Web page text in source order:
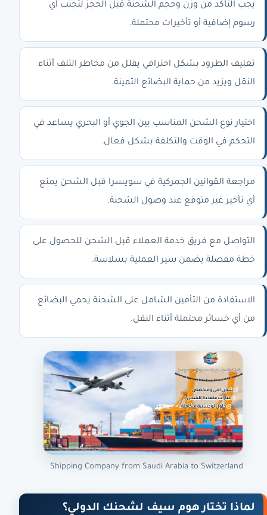
يجب التأكد من وزن وحجم الشحنة قبل الحجز لتجنب أي
رسوم إضافية أو تأخيرات محتملة.
تغليف الطرود بشكل احترافي يقلل من مخاطر التلف أثناء
النقل ويزيد من حماية البضائع الثمينة.
اختيار نوع الشحن المناسب بين الجوي أو البحري يساعد في
التحكم في الوقت والتكلفة بشكل فعال.
مراجعة القوانين الجمركية في سويسرا قبل الشحن يمنع
أي تأخير غير متوقع عند وصول الشحنة.
التواصل مع فريق خدمة العملاء قبل الشحن للحصول على
خطة مفصلة يضمن سير العملية بسلاسة.
الاستفادة من التأمين الشامل على الشحنة يحمي البضائع
من أي خسائر محتملة أثناء النقل.
Shipping Company from Saudi Arabia to Switzerland
لماذا تختار هوم سيف لشحنك الدولي؟